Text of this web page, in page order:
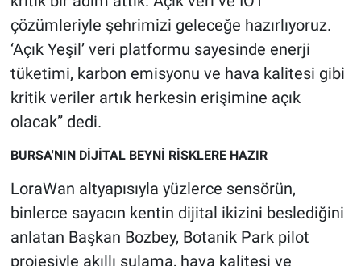
çözümleriyle şehrimizi geleceğe hazırlıyoruz.
‘Açık Yeşil’ veri platformu sayesinde enerji
tüketimi, karbon emisyonu ve hava kalitesi gibi
kritik veriler artık herkesin erişimine açık
olacak” dedi.
BURSA'NIN DİJİTAL BEYNİ RİSKLERE HAZIR
LoraWan altyapısıyla yüzlerce sensörün,
binlerce sayacın kentin dijital ikizini beslediğini
anlatan Başkan Bozbey, Botanik Park pilot
projesiyle akıllı sulama, hava kalitesi ve